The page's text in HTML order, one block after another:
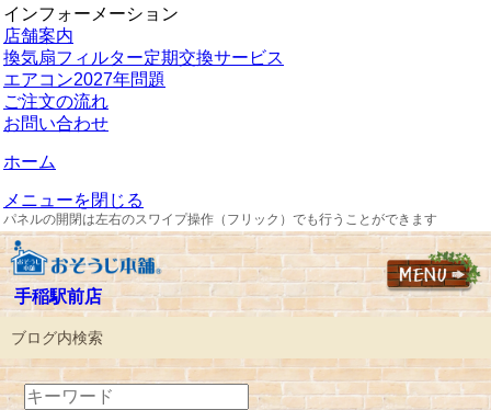
インフォーメーション
店舗案内
換気扇フィルター定期交換サービス
エアコン2027年問題
ご注文の流れ
お問い合わせ
ホーム
メニューを閉じる
パネルの開閉は左右のスワイプ操作（フリック）でも行うことができます
手稲駅前店
ブログ内検索